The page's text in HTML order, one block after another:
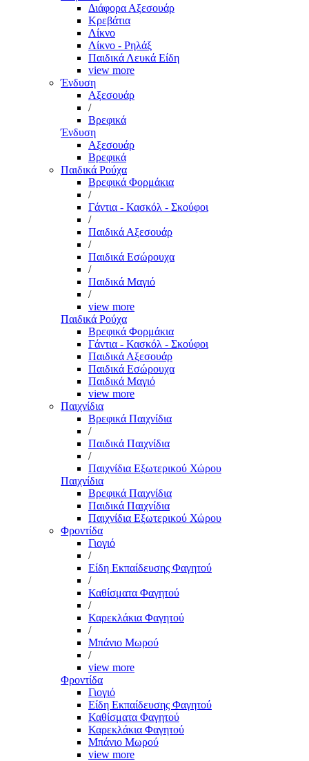
Διάφορα Αξεσουάρ
Κρεβάτια
Λίκνο
Λίκνο - Ρηλάξ
Παιδικά Λευκά Είδη
view more
Ένδυση
Αξεσουάρ
/
Βρεφικά
Ένδυση
Αξεσουάρ
Βρεφικά
Παιδικά Ρούχα
Βρεφικά Φορμάκια
/
Γάντια - Κασκόλ - Σκούφοι
/
Παιδικά Αξεσουάρ
/
Παιδικά Εσώρουχα
/
Παιδικά Μαγιό
/
view more
Παιδικά Ρούχα
Βρεφικά Φορμάκια
Γάντια - Κασκόλ - Σκούφοι
Παιδικά Αξεσουάρ
Παιδικά Εσώρουχα
Παιδικά Μαγιό
view more
Παιχνίδια
Βρεφικά Παιχνίδια
/
Παιδικά Παιχνίδια
/
Παιχνίδια Εξωτερικού Χώρου
Παιχνίδια
Βρεφικά Παιχνίδια
Παιδικά Παιχνίδια
Παιχνίδια Εξωτερικού Χώρου
Φροντίδα
Γιογιό
/
Είδη Εκπαίδευσης Φαγητού
/
Καθίσματα Φαγητού
/
Καρεκλάκια Φαγητού
/
Μπάνιο Μωρού
/
view more
Φροντίδα
Γιογιό
Είδη Εκπαίδευσης Φαγητού
Καθίσματα Φαγητού
Καρεκλάκια Φαγητού
Μπάνιο Μωρού
view more